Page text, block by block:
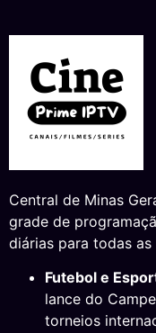
Central de Minas
grade de
diárias para todas as
Futebol e
lance do
torneios